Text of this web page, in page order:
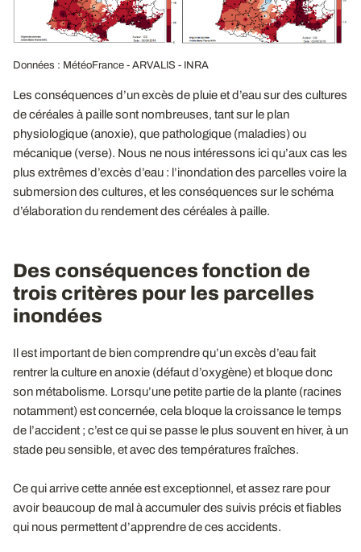
Données : MétéoFrance - ARVALIS - INRA
Les conséquences d’un excès de pluie et d’eau sur des cultures
de céréales à paille sont nombreuses, tant sur le plan
physiologique (anoxie), que pathologique (maladies) ou
mécanique (verse). Nous ne nous intéressons ici qu’aux cas les
plus extrêmes d’excès d’eau : l’inondation des parcelles voire la
submersion des cultures, et les conséquences sur le schéma
d’élaboration du rendement des céréales à paille.
Des conséquences fonction de
trois critères pour les parcelles
inondées
Il est important de bien comprendre qu’un excès d’eau fait
rentrer la culture en anoxie (défaut d’oxygène) et bloque donc
son métabolisme. Lorsqu’une petite partie de la plante (racines
notamment) est concernée, cela bloque la croissance le temps
de l’accident ; c’est ce qui se passe le plus souvent en hiver, à un
stade peu sensible, et avec des températures fraîches.
Ce qui arrive cette année est exceptionnel, et assez rare pour
avoir beaucoup de mal à accumuler des suivis précis et fiables
qui nous permettent d’apprendre de ces accidents.